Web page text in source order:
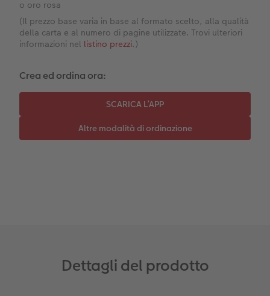
Accessori
Consigli decorazione murale
Novità
o oro rosa
(Il prezzo base varia in base al formato scelto, alla qualità
della carta e al numero di pagine utilizzate. Trovi ulteriori
informazioni nel listino prezzi.)
Crea ed ordina ora:
Dettagli del prodotto